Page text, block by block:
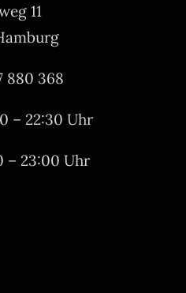
11
880 368
– 22:30 Uhr
– 23:00 Uhr